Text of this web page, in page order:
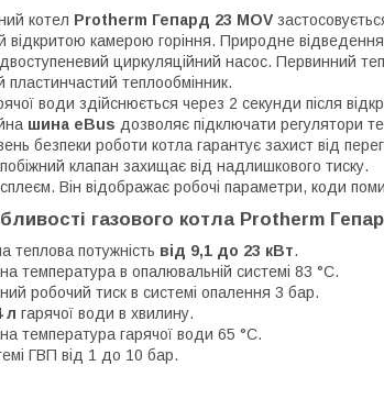
котел Protherm Гепард 23 MOV
камерою горіння. Природне відведення
циркуляційний насос. Первинний
пластинчастий теплообмінник.
води здійснюється через 2 секунди після
шина eBus дозволяє підключати регулятори
безпеки роботи котла гарантує захист від
клапан захищає від надлишкового тиску.
Він відображає робочі параметри, коди
газового котла Protherm
теплова потужність від 9,1 до 23 кВт.
температура в опалювальній системі 83 °С.
робочий тиск в системі опалення 3 бар.
л гарячої води в хвилину.
температура гарячої води 65 °С.
ГВП від 1 до 10 бар.